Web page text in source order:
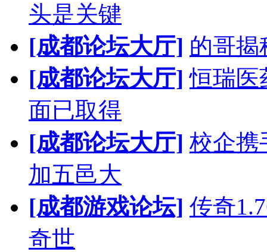
头是关键
[成都论坛大厅] 的哥揭
[成都论坛大厅] 恒瑞医
面已取得
[成都论坛大厅] 校企携
加五邑大
[成都游戏论坛] 传奇
奇世